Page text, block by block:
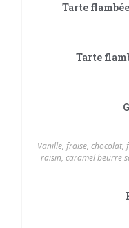
Tarte
Tarte
Vanille, fraise, chocolat,
raisin, caramel beurre